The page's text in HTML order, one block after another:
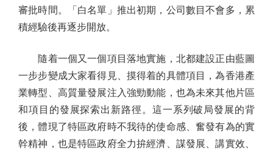
審批時間。「白名單」推出初期，公司數目不會多，累
積經驗後再逐步開放。
隨着一個又一個項目落地實施，北都建設正由藍圖
一步步變成大家看得見、摸得着的具體項目，為香港產
業轉型、高質量發展注入強勁動能，也為未來其他片區
和項目的發展探索出新路徑。這一系列破局發展的背
後，體現了特區政府時不我待的使命感、奮發有為的實
幹精神，也是特區政府全力拚經濟、謀發展、講實效、